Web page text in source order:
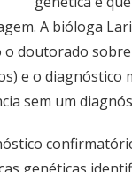
A bióloga
o doutorado sobre
e o diagnóstico
sem um